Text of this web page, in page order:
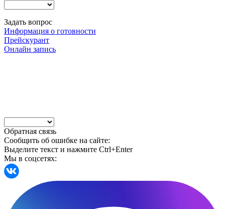
Задать вопрос
Информация о готовности
Прейскурант
Онлайн запись
Обратная связь
Сообщить об ошибке на сайте:
Выделите текст и нажмите Ctrl+Enter
Мы в соцсетях: